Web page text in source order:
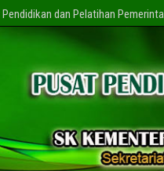
dan Pelatihan